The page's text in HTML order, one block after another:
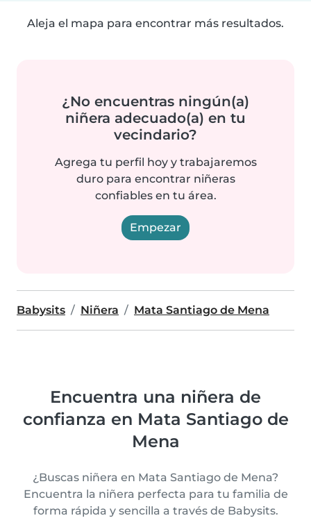
Aleja el mapa para encontrar más resultados.
¿No encuentras ningún(a)
niñera adecuado(a) en tu
vecindario?
Agrega tu perfil hoy y trabajaremos
duro para encontrar niñeras
confiables en tu área.
Empezar
Babysits Niñera Mata Santiago de Mena
Encuentra una niñera de
confianza en Mata Santiago de
Mena
¿Buscas niñera en Mata Santiago de Mena?
Encuentra la niñera perfecta para tu familia de
forma rápida y sencilla a través de Babysits.